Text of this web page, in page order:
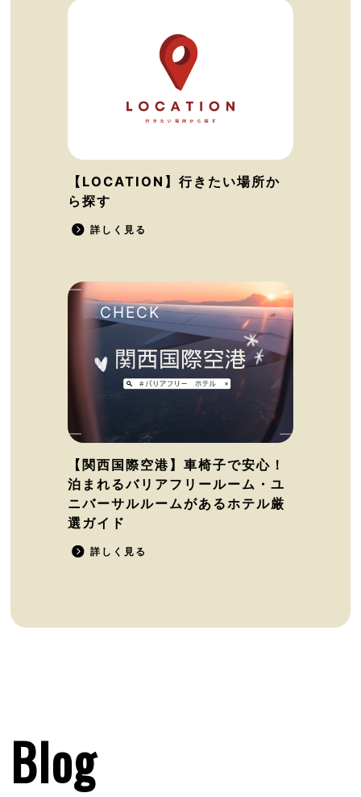
【LOCATION】行きたい場所か
ら探す
詳しく見る
【関西国際空港】車椅子で安心！
泊まれるバリアフリールーム・ユ
ニバーサルルームがあるホテル厳
選ガイド
詳しく見る
Blog